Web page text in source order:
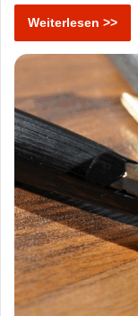
Weiterlesen >>